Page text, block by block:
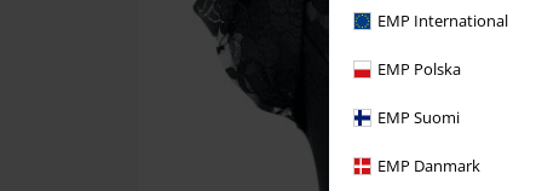
EMP International
EMP Polska
EMP Suomi
EMP Danmark